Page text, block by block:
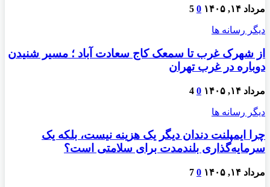
مرداد ۱۴, ۱۴۰۵ 0
5
دیگر رسانه ها
از شهرک غرب تا سمعک کاج سعادت آباد ؛ مسیر شنیدن
دوباره در غرب تهران
مرداد ۱۴, ۱۴۰۵ 0
4
دیگر رسانه ها
چرا ایمپلنت دندان دیگر یک هزینه نیست، بلکه یک
سرمایه‌گذاری بلندمدت برای سلامتی است؟
مرداد ۱۴, ۱۴۰۵ 0
7